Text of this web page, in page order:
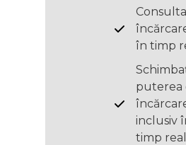
în timp
puterea
inclusiv
timp real